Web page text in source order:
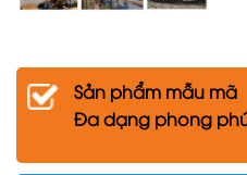
Sản phẩm mẫu mã
Đa dạng phong